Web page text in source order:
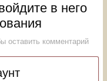
в него
оставить комментарий